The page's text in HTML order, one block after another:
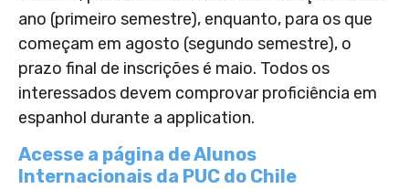
ano (primeiro semestre), enquanto, para os que
começam em agosto (segundo semestre), o
prazo final de inscrições é maio. Todos os
interessados devem comprovar proficiência em
espanhol durante a application.
Acesse a página de Alunos
Internacionais da PUC do Chile